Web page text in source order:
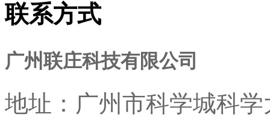
联系方式
广州联庄科技有限公司
地址： 广州市科学城科